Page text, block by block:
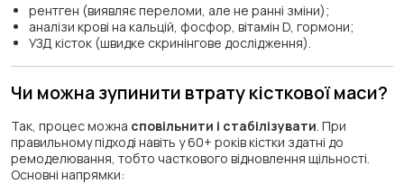
рентген (виявляє переломи, але не ранні зміни);
аналізи крові на кальцій, фосфор, вітамін D, гормони;
УЗД кісток (швидке скринінгове дослідження).
Чи можна зупинити втрату кісткової маси?
Так, процес можна сповільнити і стабілізувати . При
правильному підході навіть у 60+ років кістки здатні до
ремоделювання, тобто часткового відновлення щільності.
Основні напрямки: